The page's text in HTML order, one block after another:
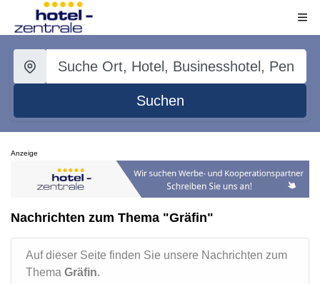
Suchen
Anzeige
Nachrichten zum Thema "Gräfin"
Auf dieser Seite finden Sie unsere Nachrichten zum
Thema Gräfin.